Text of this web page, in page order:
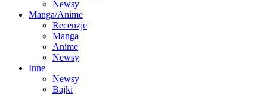
Newsy
Manga/Anime
Recenzje
Manga
Anime
Newsy
Inne
Newsy
Bajki